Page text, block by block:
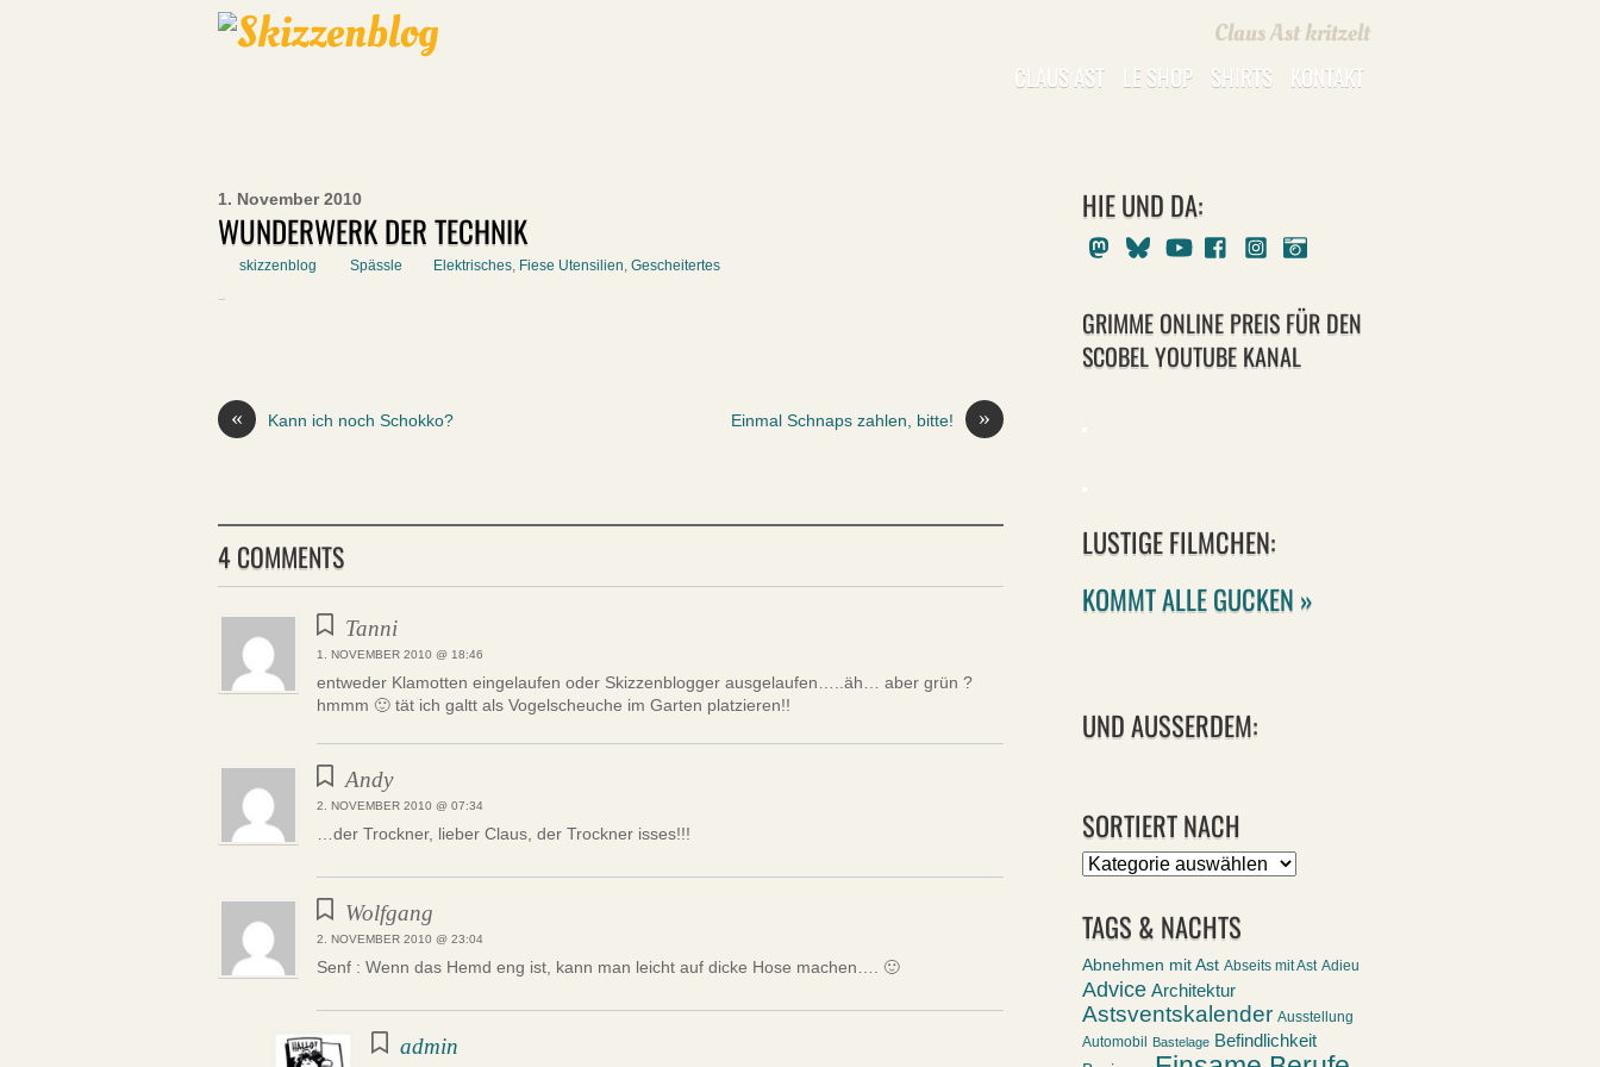
Claus Ast kritzelt
CLAUS AST LE SHOP SHIRTS KONTAKT
1. November 2010
WUNDERWERK DER TECHNIK
skizzenblog Spässle Elektrisches, Fiese Utensilien, Gescheitertes
« Kann ich noch Schokko? »
Einmal Schnaps zahlen, bitte!
4 COMMENTS
Tanni
1. NOVEMBER 2010 @ 18:46
entweder Klamotten eingelaufen oder Skizzenblogger ausgelaufen…..äh… aber grün ?
hmmm 🙂 tät ich galtt als Vogelscheuche im Garten platzieren!!
Andy
2. NOVEMBER 2010 @ 07:34
…der Trockner, lieber Claus, der Trockner isses!!!
Wolfgang
2. NOVEMBER 2010 @ 23:04
Senf : Wenn das Hemd eng ist, kann man leicht auf dicke Hose machen…. 🙂
admin
HIE UND DA:
MastodonBlueskyYoutubeFacebookInstagram
GRIMME ONLINE PREIS FÜR DEN
SCOBEL YOUTUBE KANAL
LUSTIGE FILMCHEN:
KOMMT ALLE GUCKEN »
UND AUSSERDEM:
SORTIERT NACH
Sortiert
TAGS & NACHTS
Abnehmen mit Ast Abseits mit Ast Adieu
Advice Architektur
Astsventskalender Ausstellung
Automobil Bastelage Befindlichkeit